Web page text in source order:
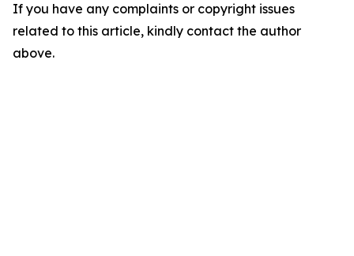
If you have any complaints or copyright issues
related to this article, kindly contact the author
above.